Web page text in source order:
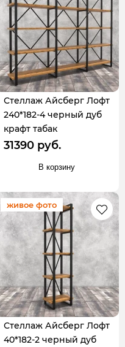
Стеллаж Айсберг Лофт
240*182-4 черный дуб
крафт табак
31390 руб.
В корзину
живое фото
Стеллаж Айсберг Лофт
40*182-2 черный дуб